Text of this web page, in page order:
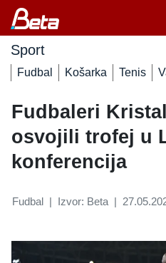
Sport
Fudbal Košarka Tenis
Fudbaleri
osvojili trofej u
konferencija
Fudbal | Izvor: Beta |